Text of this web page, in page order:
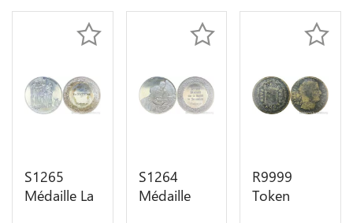
Proof
S1265
Médaille La
S1264
Médaille
R9999
Token